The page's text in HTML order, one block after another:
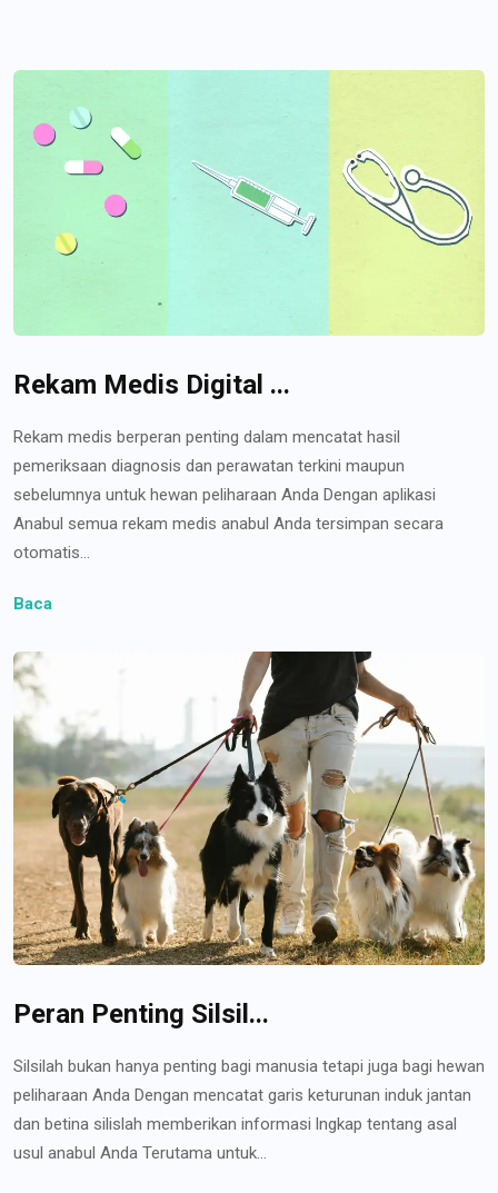
Rekam Medis Digital ...
Rekam medis berperan penting dalam mencatat hasil
pemeriksaan diagnosis dan perawatan terkini maupun
sebelumnya untuk hewan peliharaan Anda Dengan aplikasi
Anabul semua rekam medis anabul Anda tersimpan secara
otomatis...
Baca
Peran Penting Silsil...
Silsilah bukan hanya penting bagi manusia tetapi juga bagi hewan
peliharaan Anda Dengan mencatat garis keturunan induk jantan
dan betina silislah memberikan informasi lngkap tentang asal
usul anabul Anda Terutama untuk...